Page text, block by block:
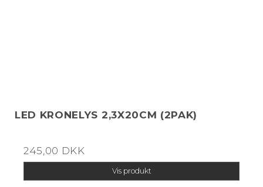
LED KRONELYS 2,3X20CM (2PAK)
245,00 DKK
Vis produkt